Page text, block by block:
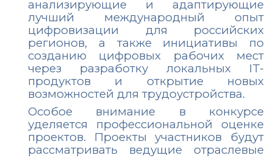
анализирующие и адаптирующие
лучший международный опыт
цифровизации для российских
регионов, а также инициативы по
созданию цифровых рабочих мест
через разработку локальных IT-
продуктов и открытие новых
возможностей для трудоустройства.
Особое внимание в конкурсе
уделяется профессиональной оценке
проектов. Проекты участников будут
рассматривать ведущие отраслевые